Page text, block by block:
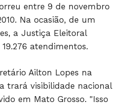
entre 9 de novembro
Na ocasião, de um
a Justiça Eleitoral
atendimentos.
Ailton Lopes na
trará visibilidade nacional
em Mato Grosso. "Isso